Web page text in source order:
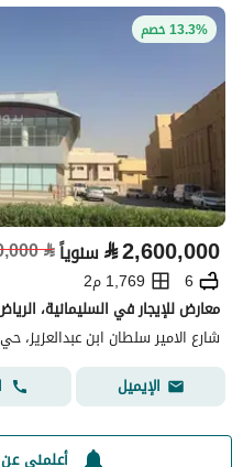
13.3% خصم
⃁2,600,000 سنوياً⃁
6
1,769 م2
معارض للإيجار في السليمانية،
شارع الامير سلطان ابن عبدالعزيز،
الإيميل
أعلمني